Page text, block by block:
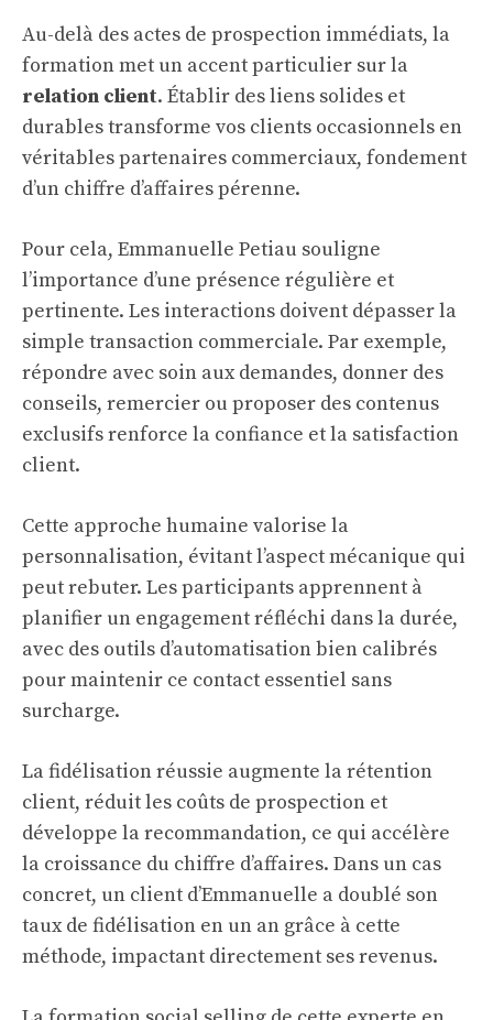
Au-delà des actes de prospection immédiats, la
formation met un accent particulier sur la
relation client. Établir des liens solides et
durables transforme vos clients occasionnels en
véritables partenaires commerciaux, fondement
d’un chiffre d’affaires pérenne.
Pour cela, Emmanuelle Petiau souligne
l’importance d’une présence régulière et
pertinente. Les interactions doivent dépasser la
simple transaction commerciale. Par exemple,
répondre avec soin aux demandes, donner des
conseils, remercier ou proposer des contenus
exclusifs renforce la confiance et la satisfaction
client.
Cette approche humaine valorise la
personnalisation, évitant l’aspect mécanique qui
peut rebuter. Les participants apprennent à
planifier un engagement réfléchi dans la durée,
avec des outils d’automatisation bien calibrés
pour maintenir ce contact essentiel sans
surcharge.
La fidélisation réussie augmente la rétention
client, réduit les coûts de prospection et
développe la recommandation, ce qui accélère
la croissance du chiffre d’affaires. Dans un cas
concret, un client d’Emmanuelle a doublé son
taux de fidélisation en un an grâce à cette
méthode, impactant directement ses revenus.